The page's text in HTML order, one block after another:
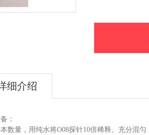
细介绍
：
数量，用纯水将O08探针10倍稀释。充分混匀